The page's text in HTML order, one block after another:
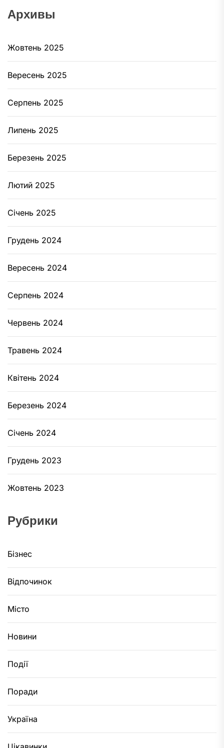
Архивы
Жовтень 2025
Вересень 2025
Серпень 2025
Липень 2025
Березень 2025
Лютий 2025
Січень 2025
Грудень 2024
Вересень 2024
Серпень 2024
Червень 2024
Травень 2024
Квітень 2024
Березень 2024
Січень 2024
Грудень 2023
Жовтень 2023
Рубрики
Бізнес
Відпочинок
Місто
Новини
Події
Поради
Україна